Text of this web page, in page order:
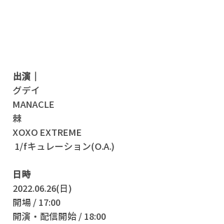
出演｜
グデイ
MANACLE
棘
XOXO EXTREME
1/fキュレーション(O.A.)
日時
2022.06.26(日)
開場 / 17:00
開演・配信開始 / 18:00